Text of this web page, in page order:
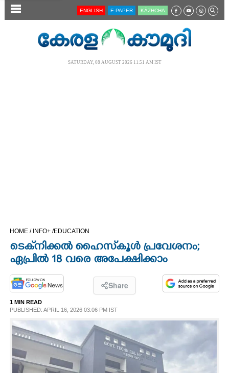
SECTIONS
OPINION
LIFESTYLE
SPIRITUAL
ENGLISH E-PAPER KĀZHCHA
SATURDAY, 08 AUGUST 2026 11.51 AM IST
HOME / INFO+ /EDUCATION
ടെക്‌നിക്കൽ ഹൈസ്‌കൂൾ പ്രവേശനം;
ഏപ്രില്‍ 18 വരെ അപേക്ഷിക്കാം
Share
1 MIN READ
PUBLISHED: APRIL 16, 2026 03:06 PM IST